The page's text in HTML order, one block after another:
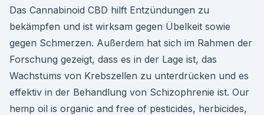
Das Cannabinoid CBD hilft Entzündungen zu
bekämpfen und ist wirksam gegen Übelkeit sowie
gegen Schmerzen. Außerdem hat sich im Rahmen der
Forschung gezeigt, dass es in der Lage ist, das
Wachstums von Krebszellen zu unterdrücken und es
effektiv in der Behandlung von Schizophrenie ist. Our
hemp oil is organic and free of pesticides, herbicides,